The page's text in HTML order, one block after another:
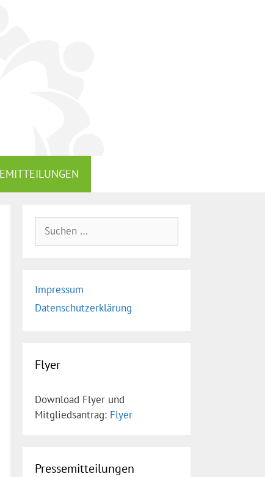
nach:
Impressum
Datenschutzerklärung
Flyer
Download Flyer und
Mitgliedsantrag: Flyer
Pressemitteilungen